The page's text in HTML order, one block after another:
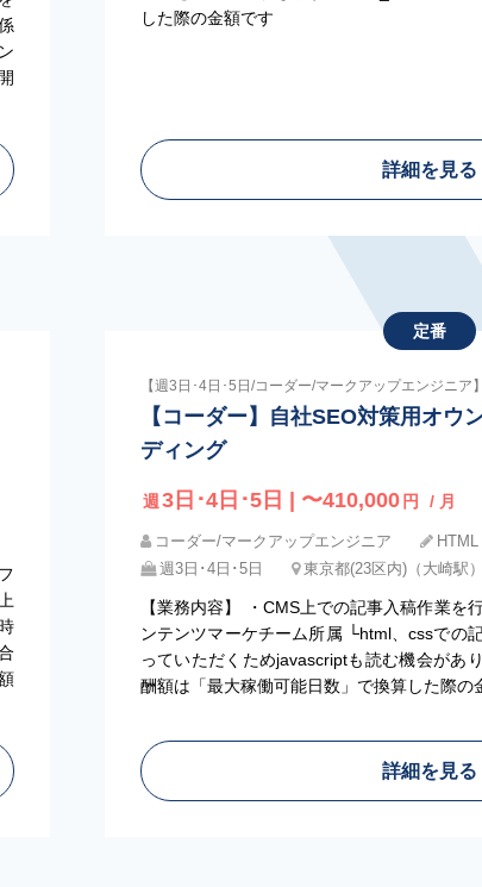
した際の金額です
詳細を見る
定番
【週3日･4日･5日/コーダー/マークアップエンジニア】
【コーダー】自社SEO対策用オウ
ディング
週 3日･4日･5日 | 〜410,000 円 / 月
コーダー/マークアップエンジニア
週3日･4日･5日
東京都(23区内)（大崎駅）
【業務内容】 ・CMS上での記事入稿作業を
ンテンツマーケチーム所属 └html、cssでの
っていただくためjavascriptも読む機会が
酬額は「最大稼働可能日数」で換算した際の
詳細を見る